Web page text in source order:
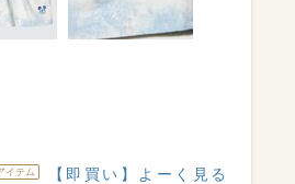
イテム
【即買い】よーく見る